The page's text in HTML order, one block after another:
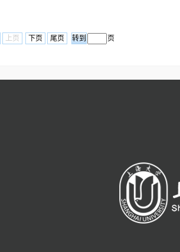
上页 下页 尾页 页